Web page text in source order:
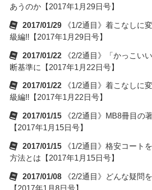
あうのか【2017年1月29日号】
2017/01/29
《1/2通目》着こなしに
級編!!【2017年1月29日号】
2017/01/22
《2/2通目》「かっこい
断基準に【2017年1月22日号】
2017/01/22
《1/2通目》着こなしに
級編!!【2017年1月22日号】
2017/01/15
《2/2通目》MB8冊目の
【2017年1月15日号】
2017/01/15
《1/2通目》格安コート
方法とは【2017年1月15日号】
2017/01/08
《2/2通目》どんな疑問
【2017年1月8日号】